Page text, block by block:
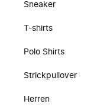
Sneaker
T-shirts
Polo Shirts
Strickpullover
Herren